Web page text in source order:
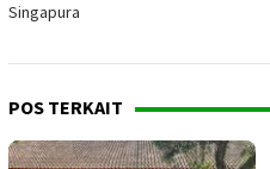
Singapura
POS TERKAIT